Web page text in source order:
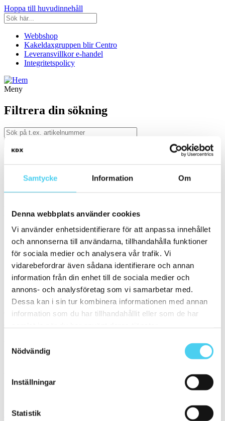
Samtycke Information Om
Denna webbplats använder cookies
Vi använder enhetsidentifierare för att anpassa innehållet
och annonserna till användarna, tillhandahålla funktioner
för sociala medier och analysera vår trafik. Vi
vidarebefordrar även sådana identifierare och annan
information från din enhet till de sociala medier och
annons- och analysföretag som vi samarbetar med.
Dessa kan i sin tur kombinera informationen med annan
information som du har tillhandahållit eller som de har
Nödvändig
Inställningar
Statistik
Hoppa till huvudinnehåll
Webbshop
Kakeldaxgruppen blir Centro
Leveransvillkor e-handel
Integritetspolicy
Meny
Filtrera din sökning
Kategori
Kakel & Klinker
Utseende
Välj önskat utseende:
Sten(3)
Mönstrad
Sortera
Tyvärr gav sökningen inget resultat. Välj gärna en kategori nedan
Webbshop
Med över 30 år i branschen är vi experter på allt inom kakel och
Kakel & klinker